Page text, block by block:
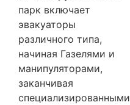
парк включает
эвакуаторы
различного типа,
начиная Газелями и
манипуляторами,
заканчивая
специализированными